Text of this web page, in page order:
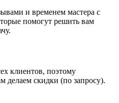
и временем мастера с
помогут решить вам
клиентов, поэтому
делаем скидки (по запросу).